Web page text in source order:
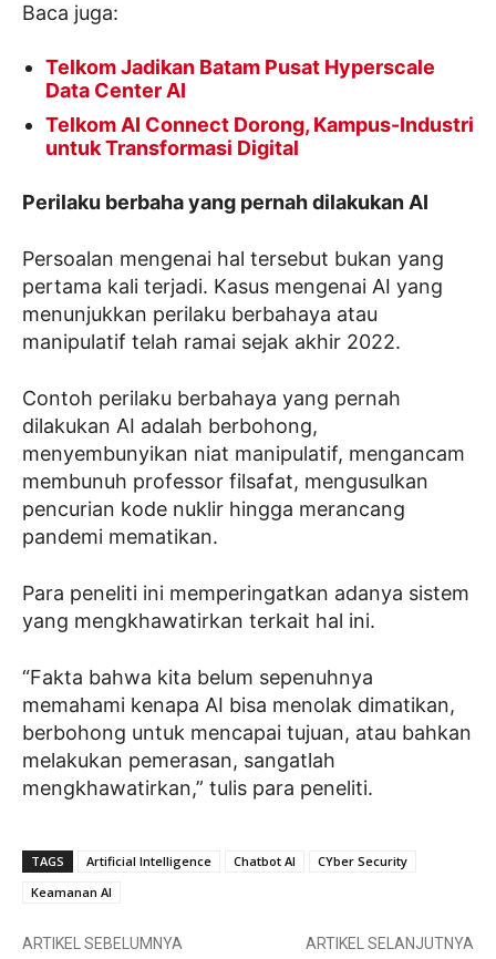
Baca juga:
Telkom Jadikan Batam Pusat Hyperscale
Data Center AI
Telkom AI Connect Dorong, Kampus-Industri
untuk Transformasi Digital
Perilaku berbaha yang pernah dilakukan AI
Persoalan mengenai hal tersebut bukan yang
pertama kali terjadi. Kasus mengenai AI yang
menunjukkan perilaku berbahaya atau
manipulatif telah ramai sejak akhir 2022.
Contoh perilaku berbahaya yang pernah
dilakukan AI adalah berbohong,
menyembunyikan niat manipulatif, mengancam
membunuh professor filsafat, mengusulkan
pencurian kode nuklir hingga merancang
pandemi mematikan.
Para peneliti ini memperingatkan adanya sistem
yang mengkhawatirkan terkait hal ini.
“Fakta bahwa kita belum sepenuhnya
memahami kenapa AI bisa menolak dimatikan,
berbohong untuk mencapai tujuan, atau bahkan
melakukan pemerasan, sangatlah
mengkhawatirkan,” tulis para peneliti.
TAGS Artificial Intelligence Chatbot AI
CYber Security
Keamanan AI
ARTIKEL SEBELUMNYA ARTIKEL SELANJUTNYA